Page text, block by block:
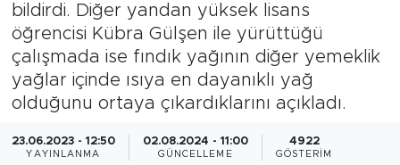
bildirdi. Diğer yandan yüksek lisans
öğrencisi Kübra Gülşen ile yürüttüğü
çalışmada ise fındık yağının diğer yemeklik
yağlar içinde ısıya en dayanıklı yağ
olduğunu ortaya çıkardıklarını açıkladı.
23.06.2023 - 12:50
YAYINLANMA
02.08.2024 - 11:00
GÜNCELLEME
4922
GÖSTERIM